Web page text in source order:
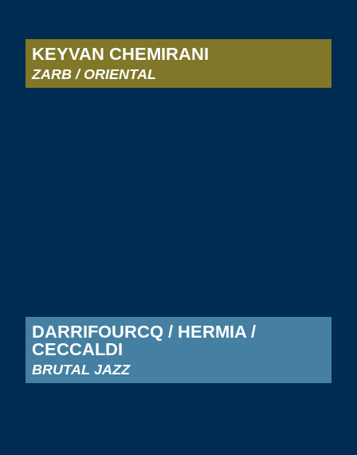
KEYVAN CHEMIRANI
ZARB / ORIENTAL
DARRIFOURCQ / HERMIA /
CECCALDI
BRUTAL JAZZ